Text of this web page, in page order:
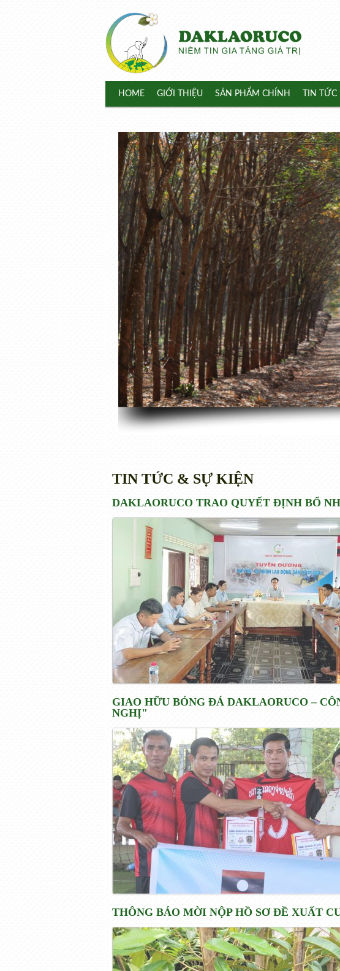
HOME GIỚI THIỆU SẢN PHẨM CHÍNH TIN TỨC
TIN TỨC & SỰ KIỆN
DAKLAORUCO TRAO QUYẾT ĐỊNH BỔ
GIAO HỮU BÓNG ĐÁ DAKLAORUCO –
NGHỊ"
THÔNG BÁO MỜI NỘP HỒ SƠ ĐỀ XUẤT